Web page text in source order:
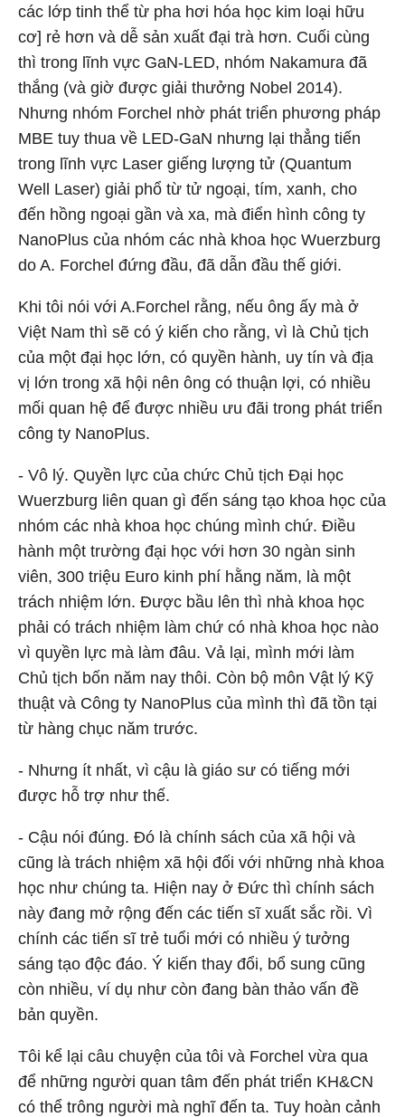
các lớp tinh thể từ pha hơi hóa học kim loại hữu
cơ] rẻ hơn và dễ sản xuất đại trà hơn. Cuối cùng
thì trong lĩnh vực GaN-LED, nhóm Nakamura đã
thắng (và giờ được giải thưởng Nobel 2014).
Nhưng nhóm Forchel nhờ phát triển phương pháp
MBE tuy thua về LED-GaN nhưng lại thẳng tiến
trong lĩnh vực Laser giếng lượng tử (Quantum
Well Laser) giải phổ từ tử ngoại, tím, xanh, cho
đến hồng ngoại gần và xa, mà điển hình công ty
NanoPlus của nhóm các nhà khoa học Wuerzburg
do A. Forchel đứng đầu, đã dẫn đầu thế giới.
Khi tôi nói với A.Forchel rằng, nếu ông ấy mà ở
Việt Nam thì sẽ có ý kiến cho rằng, vì là Chủ tịch
của một đại học lớn, có quyền hành, uy tín và địa
vị lớn trong xã hội nên ông có thuận lợi, có nhiều
mối quan hệ để được nhiều ưu đãi trong phát triển
công ty NanoPlus.
- Vô lý. Quyền lực của chức Chủ tịch Đại học
Wuerzburg liên quan gì đến sáng tạo khoa học của
nhóm các nhà khoa học chúng mình chứ. Điều
hành một trường đại học với hơn 30 ngàn sinh
viên, 300 triệu Euro kinh phí hằng năm, là một
trách nhiệm lớn. Được bầu lên thì nhà khoa học
phải có trách nhiệm làm chứ có nhà khoa học nào
vì quyền lực mà làm đâu. Vả lại, mình mới làm
Chủ tịch bốn năm nay thôi. Còn bộ môn Vật lý Kỹ
thuật và Công ty NanoPlus của mình thì đã tồn tại
từ hàng chục năm trước.
- Nhưng ít nhất, vì cậu là giáo sư có tiếng mới
được hỗ trợ như thế.
- Cậu nói đúng. Đó là chính sách của xã hội và
cũng là trách nhiệm xã hội đối với những nhà khoa
học như chúng ta. Hiện nay ở Đức thì chính sách
này đang mở rộng đến các tiến sĩ xuất sắc rồi. Vì
chính các tiến sĩ trẻ tuổi mới có nhiều ý tưởng
sáng tạo độc đáo. Ý kiến thay đổi, bổ sung cũng
còn nhiều, ví dụ như còn đang bàn thảo vấn đề
bản quyền.
Tôi kể lại câu chuyện của tôi và Forchel vừa qua
để những người quan tâm đến phát triển KH&CN
có thể trông người mà nghĩ đến ta. Tuy hoàn cảnh